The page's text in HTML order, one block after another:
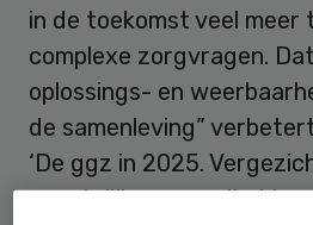
in de toekomst veel meer
complexe zorgvragen.
oplossings- en
de samenleving”
‘De ggz in 2025.
geestelijke